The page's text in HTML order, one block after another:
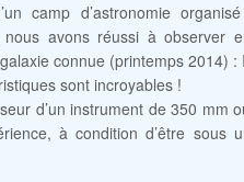
camp d’astronomie
nous avons réussi à observer
connue (printemps 2014) :
sont incroyables !
d’un instrument de 350 mm
à condition d’être sous